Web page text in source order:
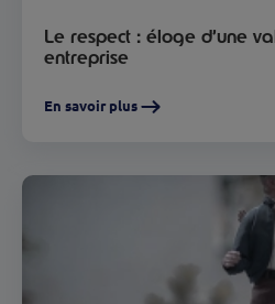
Le respect : éloge d’une
entreprise
En savoir plus